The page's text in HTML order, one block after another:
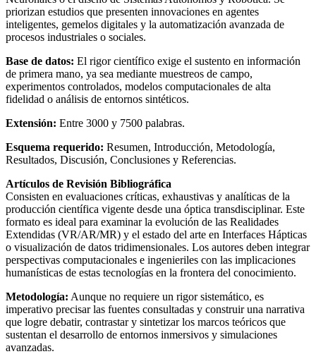
priorizan estudios que presenten innovaciones en agentes
inteligentes, gemelos digitales y la automatización avanzada de
procesos industriales o sociales.
Base de datos: El rigor científico exige el sustento en información
de primera mano, ya sea mediante muestreos de campo,
experimentos controlados, modelos computacionales de alta
fidelidad o análisis de entornos sintéticos.
Extensión: Entre 3000 y 7500 palabras.
Esquema requerido: Resumen, Introducción, Metodología,
Resultados, Discusión, Conclusiones y Referencias.
Artículos de Revisión Bibliográfica
Consisten en evaluaciones críticas, exhaustivas y analíticas de la
producción científica vigente desde una óptica transdisciplinar. Este
formato es ideal para examinar la evolución de las Realidades
Extendidas (VR/AR/MR) y el estado del arte en Interfaces Hápticas
o visualización de datos tridimensionales. Los autores deben integrar
perspectivas computacionales e ingenieriles con las implicaciones
humanísticas de estas tecnologías en la frontera del conocimiento.
Metodología: Aunque no requiere un rigor sistemático, es
imperativo precisar las fuentes consultadas y construir una narrativa
que logre debatir, contrastar y sintetizar los marcos teóricos que
sustentan el desarrollo de entornos inmersivos y simulaciones
avanzadas.